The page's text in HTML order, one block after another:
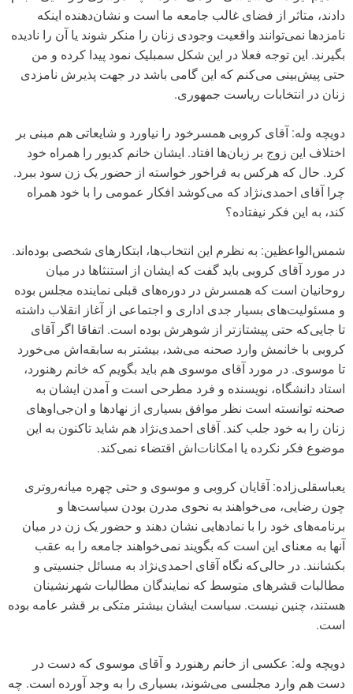
دادند، متاثر از فضای غالب جامعه ما است و نشان‌دهنده اینکه
نامزدها نمی‌توانند واقعیت وجودی زنان را منکر شوند یا آن را نادیده
بگیرند. این توجه فعلا در این شکل سمبلیک نمود پیدا کرده و من
حتی پیش‌بینی می‌کنم که این گامی باشد در جهت پذیرش نامزدی
زنان در انتخابات ریاست جمهوری.
دویچه وله: آقای کروبی همسرخود را نیاورد و شایعاتی هم مبنی بر
اختلاف این زوج بر زبان‌ها افتاد. ایشان خانم کدیور را همراه خود
کرد. حال که هرکس به فراخور خواسته از حضور یک زن سود ببرد.
چرا آقای احمدی‌نژاد که می‌کوشد افکار عمومی را با خود همراه
کند، به این فکر نیفتاده؟
شمس‌الواعظین: به نظرم این انتخاب‌ها، ابتکارهای شخصی بوده‌اند.
در مورد آقای کروبی باید گفت که ایشان از استنثاها در میان
روحانیان است که همسرش در دوره‌های قبلی نماینده مجلس بوده
و مسئولیت‌های بسیار جدی اداری و اجتماعی از آغاز انقلاب داشته
تا جایی‌که حتی پیشتازتر از شوهرش بوده است. اتفاقا اگر ‌آقای
کروبی با خانمش وارد صحنه می‌شد، بیشتر به سابقه‌اش می‌خورد
تا موسوی. در مورد آقای موسوی هم باید بگویم که خانم رهنورد،
استاد دانشگاه، نویسنده و فرد مطرحی است و آمدن ایشان به
صحنه توانسته است نظر موافق بسیاری از نهادها و ان‌جی‌اوهای
زنان را به خود جلب کند. آقای احمدی‌نژاد هم شاید تاکنون به این
موضوع فکر نکرده یا امکانات‌اش اقتضاء نمی‌کند.
یعباسقلی‌زاده: آقایان کروبی و موسوی و حتی چهره میانه‌روتری
چون رضایی، می‌خواهند به نحوی مدرن بودن سیاست‌ها و
برنامه‌های خود را با نمادهایی نشان دهند و حضور یک زن در میان
آنها به معنای این است که بگویند نمی‌خواهند جامعه را به عقب
بکشانند. در حالی‌که نگاه آقای احمدی‌نژاد به مسائل جنسیتی و
مطالبات قشرهای متوسط که نمایندگان مطالبات شهرنشینان
هستند، چنین نیست. سیاست ایشان بیشتر متکی بر قشر عامه بوده
است.
دویچه وله: عکسی از خانم رهنورد و آقای موسوی که دست در
دست هم وارد مجلسی می‌شوند، بسیاری را به وجد آورده است. چه